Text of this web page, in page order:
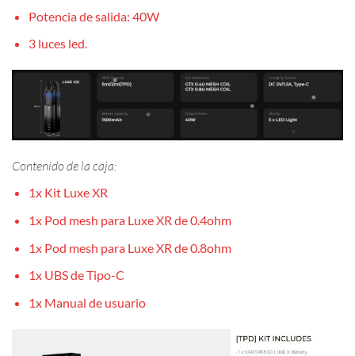
Potencia de salida: 40W
3 luces led.
Contenido de la caja:
1x Kit Luxe XR
1x Pod mesh para Luxe XR de 0.4ohm
1x Pod mesh para Luxe XR de 0.8ohm
1x UBS de Tipo-C
1x Manual de usuario